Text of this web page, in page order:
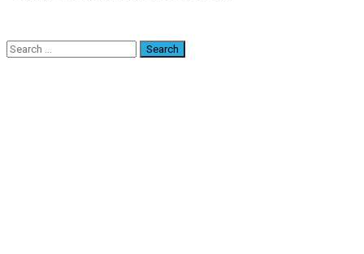
Search
for: